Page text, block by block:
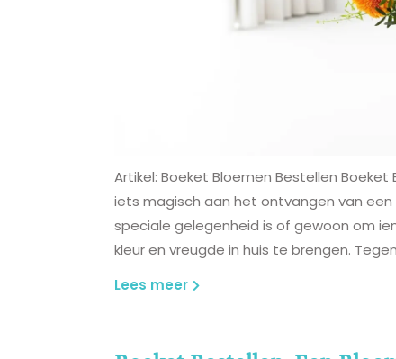
Artikel: Boeket Bloemen Bestellen Boeket
iets magisch aan het ontvangen van
speciale gelegenheid is of gewoon om
kleur en vreugde in huis te brengen.
Lees meer Lees